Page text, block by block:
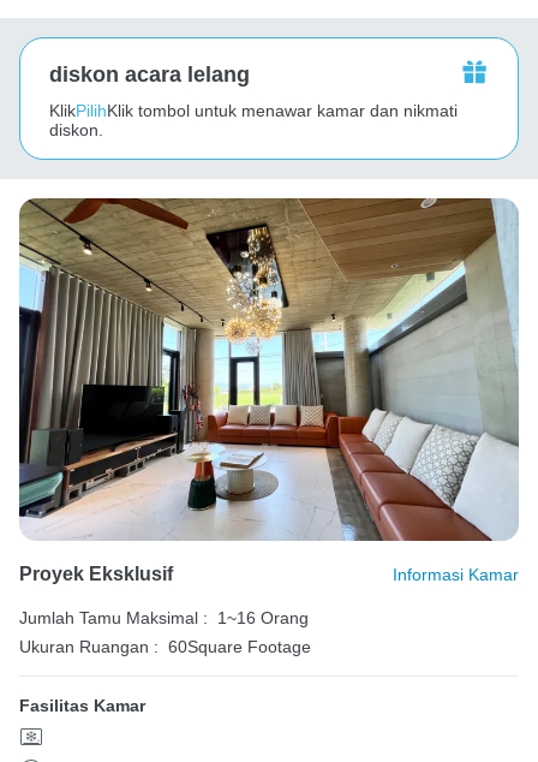
diskon acara lelang
KlikPilihKlik tombol untuk menawar kamar dan nikmati
diskon.
Proyek Eksklusif Informasi Kamar
Jumlah Tamu Maksimal :
1~16 Orang
Ukuran Ruangan : 60Square Footage
Fasilitas Kamar